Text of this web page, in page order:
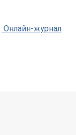
Онлайн-журнал